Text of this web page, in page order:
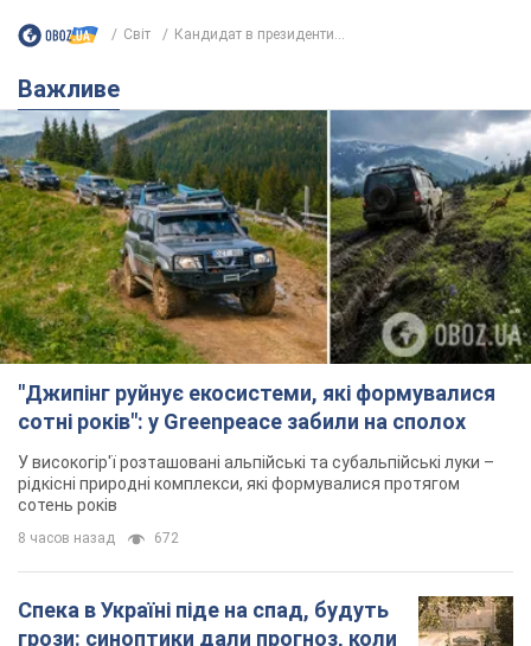
Світ Кандидат в президенти...
Важливе
"Джипінг руйнує екосистеми, які формувалися
сотні років": у Greenpeace забили на сполох
У високогір'ї розташовані альпійські та субальпійські луки –
рідкісні природні комплекси, які формувалися протягом
сотень років
8 часов назад 672
Спека в Україні піде на спад, будуть
грози: синоптики дали прогноз, коли